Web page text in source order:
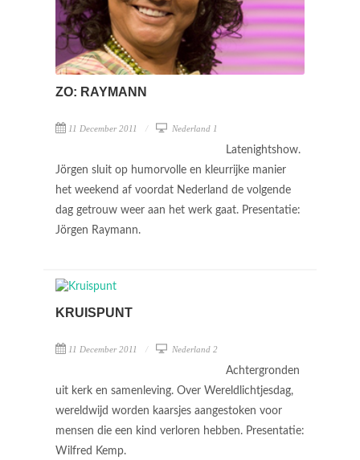
ZO: RAYMANN
11 December 2011 Nederland 1
Latenightshow.
Jörgen sluit op humorvolle en kleurrijke manier
het weekend af voordat Nederland de volgende
dag getrouw weer aan het werk gaat. Presentatie:
Jörgen Raymann.
KRUISPUNT
11 December 2011 Nederland 2
Achtergronden
uit kerk en samenleving. Over Wereldlichtjesdag,
wereldwijd worden kaarsjes aangestoken voor
mensen die een kind verloren hebben. Presentatie:
Wilfred Kemp.